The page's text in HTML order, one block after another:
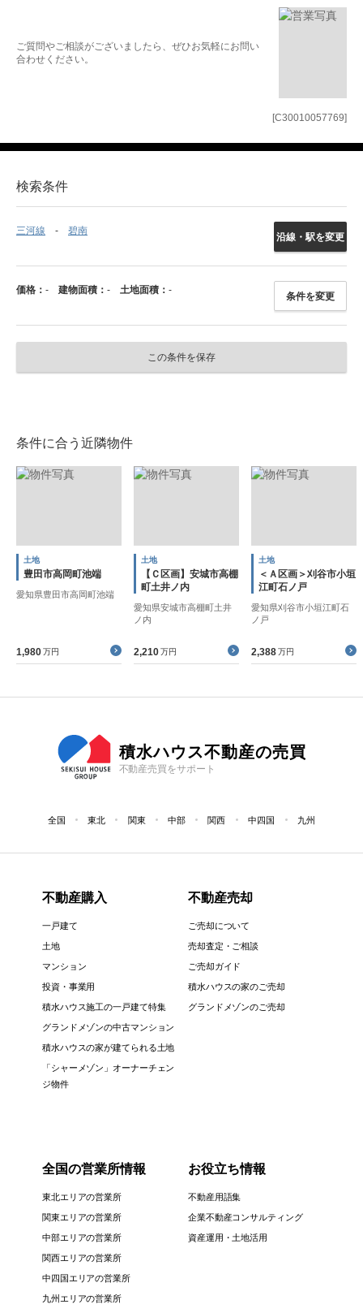
[C30010057769]
ご質問やご相談がございましたら、ぜひお気軽にお問い
合わせください。
検索条件
三河線 碧南
沿線・駅を変更
価格： - 建物面積： - 土地面積： -
条件を変更
この条件を保存
条件に合う近隣物件
土地
豊田市高岡町池端
愛知県豊田市高岡町池端
1,980 万円
土地
【Ｃ区画】安城市高棚
町土井ノ内
愛知県安城市高棚町土井
ノ内
2,210 万円
土地
＜Ａ区画＞刈谷市小垣
江町石ノ戸
愛知県刈谷市小垣江町石
ノ戸
2,388 万円
積水ハウス不動産の売買
不動産売買をサポート
全国 東北 関東 中部 関西 中四国 九州
不動産購入
一戸建て
土地
マンション
投資・事業用
積水ハウス施工の一戸建て特集
グランドメゾンの中古マンション
積水ハウスの家が建てられる土地
「シャーメゾン」オーナーチェン
ジ物件
不動産売却
ご売却について
売却査定・ご相談
ご売却ガイド
積水ハウスの家のご売却
グランドメゾンのご売却
全国の営業所情報
東北エリアの営業所
関東エリアの営業所
中部エリアの営業所
関西エリアの営業所
中四国エリアの営業所
九州エリアの営業所
お役立ち情報
不動産用語集
企業不動産コンサルティング
資産運用・土地活用